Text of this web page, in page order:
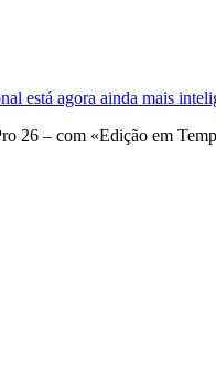
está agora ainda mais
26 – com «Edição em